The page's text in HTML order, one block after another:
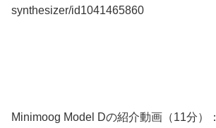
synthesizer/id1041465860
Minimoog Model Dの紹介動画（11分）：